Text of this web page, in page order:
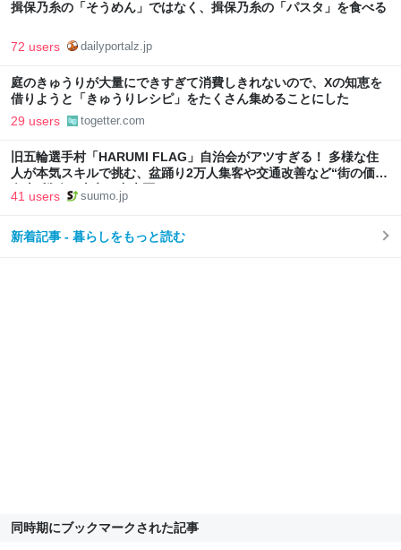
揖保乃糸の「そうめん」ではなく、揖保乃糸の「パスタ」を食べる
72 users dailyportalz.jp
庭のきゅうりが大量にできすぎて消費しきれないので、Xの知恵を
借りようと「きゅうりレシピ」をたくさん集めることにした
29 users togetter.com
旧五輪選手村「HARUMI FLAG」自治会がアツすぎる！ 多様な住
人が本気スキルで挑む、盆踊り2万人集客や交通改善など“街の価値
向上”戦略 東京・中央区
41 users suumo.jp
新着記事 - 暮らしをもっと読む
同時期にブックマークされた記事